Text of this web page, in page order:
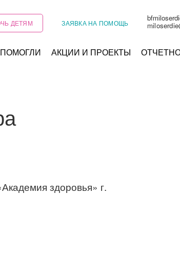
ДЕТЯМ ЗАЯВКА НА ПОМОЩЬ
АКЦИИ И ПРОЕКТЫ
здоровья» г.